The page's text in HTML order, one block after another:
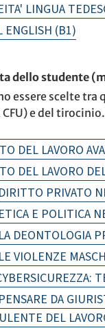
LINGUA
ENGLISH (B1)
dello studente
essere scelte
CFU) e del tirocinio.
DEL LAVORO
DEL LAVORO
PRIVATO
E POLITICA
DEONTOLOGIA
VIOLENZE
DA
DEL